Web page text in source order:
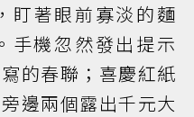
盯著眼前寡淡的麵
手機忽然發出提示
的春聯；喜慶紅紙
邊兩個露出千元大